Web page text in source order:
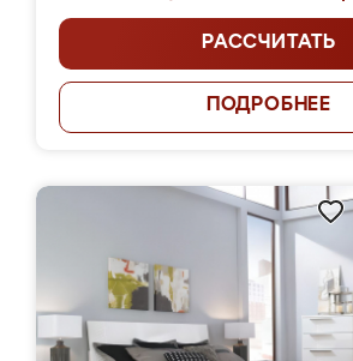
РАССЧИТАТЬ
ПОДРОБНЕЕ